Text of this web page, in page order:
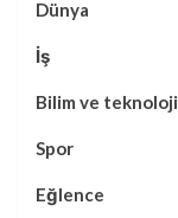
Dünya
İş
Bilim ve teknoloji
Spor
Eğlence